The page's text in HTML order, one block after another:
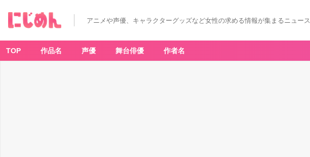
アニメや声優、キャラクターグッズなど女性の求める情報が集まるニュー
TOP 作品名 声優 舞台俳優 作者名